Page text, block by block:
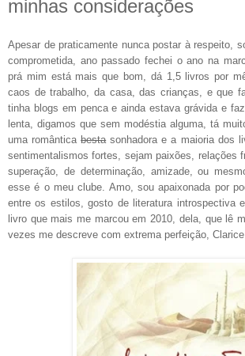
minhas considerações
Apesar de praticamente nunca postar à respeito,
comprometida, ano passado fechei o ano na
prá mim está mais que bom, dá 1,5 livros por
caos de trabalho, da casa, das crianças, e que
tinha blogs em penca e ainda estava grávida e
lenta, digamos que sem modéstia alguma, tá
uma românticabestasonhadora e a maioria dos
sentimentalismos fortes, sejam paixões, relações
superação, de determinação, amizade, ou
esse é o meu clube. Amo, sou apaixonada por
entre os estilos, gosto de literatura introspectiva
livro que mais me marcou em 2010, dela, que lê
vezes me descreve com extrema perfeição,